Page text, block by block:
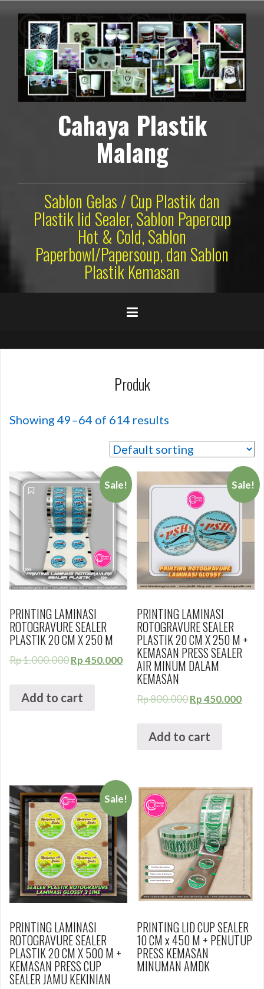
konten
Cahaya Plastik
Malang
Sablon Gelas / Cup Plastik dan
Plastik lid Sealer, Sablon Papercup
Hot & Cold, Sablon
Paperbowl/Papersoup, dan Sablon
Plastik Kemasan
Produk
Showing 49–64 of 614 results
Sale!
PRINTING LAMINASI
ROTOGRAVURE SEALER
PLASTIK 20 CM X 250 M
Rp1.000.000Rp450.000
Add to cart
Sale!
PRINTING LAMINASI
ROTOGRAVURE SEALER
PLASTIK 20 CM X 250 M +
KEMASAN PRESS SEALER
AIR MINUM DALAM
KEMASAN
Rp800.000Rp450.000
Add to cart
Sale!
PRINTING LAMINASI
ROTOGRAVURE SEALER
PLASTIK 20 CM X 500 M +
KEMASAN PRESS CUP
SEALER JAMU KEKINIAN
PRINTING LID CUP SEALER
10 CM x 450 M + PENUTUP
PRESS KEMASAN
MINUMAN AMDK